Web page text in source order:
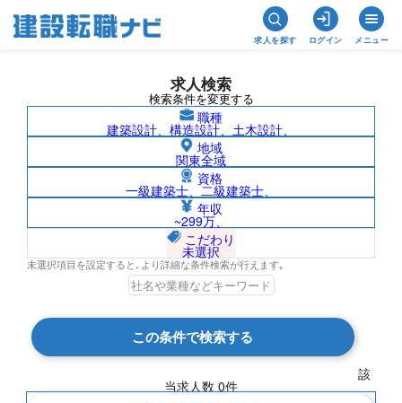
求人を探す ログイン メニュー
求人検索
検索条件を変更する
職種
建築設計、構造設計、土木設計、
地域
関東全域
資格
一級建築士、二級建築士、
年収
~299万、
こだわり
未選択
未選択項目を設定すると､より詳細な条件検索が行えます｡
この条件で検索する
該
当求人数 0件
茨城県/高砂熱学工業株式会社の求人検索
結果一覧